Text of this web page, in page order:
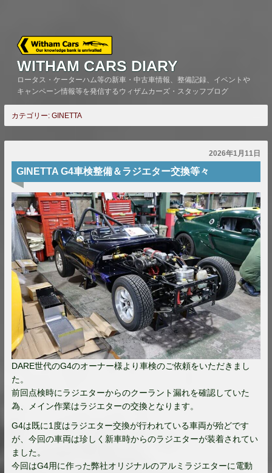
WITHAM CARS DIARY
ロータス・ケーターハム等の新車・中古車情報、整備記録、イベントや
キャンペーン情報等を発信するウィザムカーズ・スタッフブログ
カテゴリー: GINETTA
2026年1月11日
GINETTA G4車検整備＆ラジエター交換等々
DARE世代のG4のオーナー様より車検のご依頼をいただきまし
た。
前回点検時にラジエターからのクーラント漏れを確認していた
為、メイン作業はラジエターの交換となります。
G4は既に1度はラジエター交換が行われている車両が殆どです
が、今回の車両は珍しく新車時からのラジエターが装着されてい
ました。
今回はG4用に作った弊社オリジナルのアルミラジエターに電動